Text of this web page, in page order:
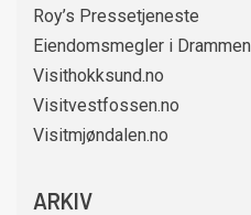
Roy’s Pressetjeneste
Eiendomsmegler i Drammen
Visithokksund.no
Visitvestfossen.no
Visitmjøndalen.no
ARKIV